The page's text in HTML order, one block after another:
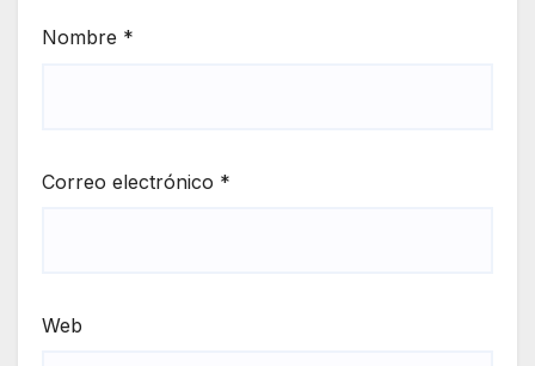
Nombre *
Correo electrónico *
Web